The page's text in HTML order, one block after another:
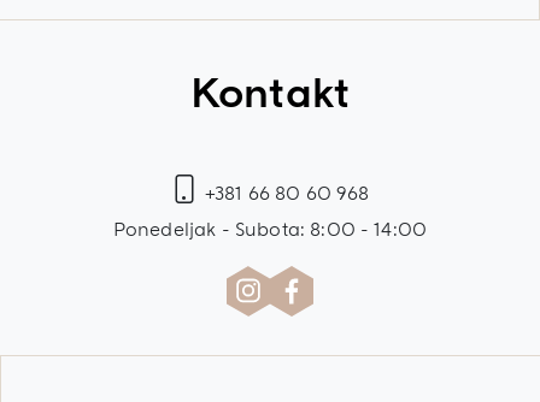
Kontakt
+381 66 80 60 968
Ponedeljak - Subota: 8:00 - 14:00